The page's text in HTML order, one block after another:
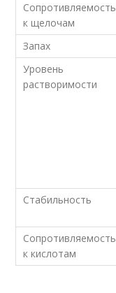
Сопротивляемость
к щелочам
Запах
Уровень
растворимости
Стабильность
Сопротивляемость
к кислотам